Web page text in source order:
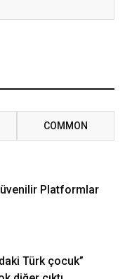
COMMON
Platformlar
Türk çocuk”